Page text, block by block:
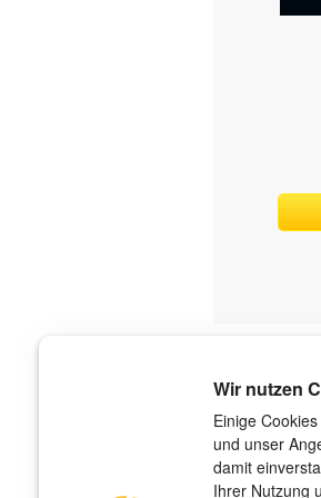
Wir nutzen
Einige
und unser
damit
Ihrer Nutzung
Über
Der Verlag
Das Team
Unsere